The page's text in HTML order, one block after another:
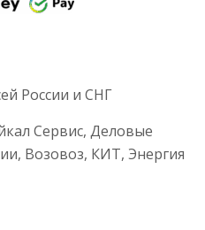
России и СНГ
Сервис, Деловые
Возовоз, КИТ, Энергия